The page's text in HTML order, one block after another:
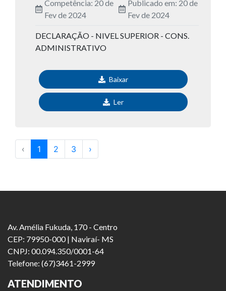
Competência: 20 de
Fev de 2024
Publicado em: 20 de
Fev de 2024
DECLARAÇÃO - NIVEL SUPERIOR - CONS.
ADMINISTRATIVO
Baixar
Ler
‹ 1 2 3 ›
Av. Amélia Fukuda, 170 - Centro
CEP: 79950-000 | Naviraí- MS
CNPJ: 00.094.350/0001-64
Telefone: (67)3461-2999
ATENDIMENTO